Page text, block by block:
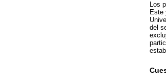
Los
Este
del